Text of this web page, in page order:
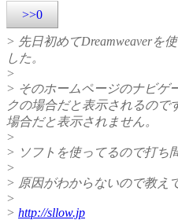
>>0
> 先日初めてDreamweaverを
した。
>
> そのホームページのナビゲ
クの場合だと表示されるので
場合だと表示されません。
>
> ソフトを使ってるので打ち
>
> 原因がわからないので教え
>
> http://sllow.jp